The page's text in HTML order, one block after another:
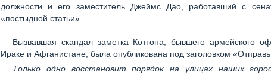
должности и его заместитель Джеймс Дао, работавший с
«постыдной статьи».
Вызвавшая скандал заметка Коттона, бывшего армейского
Ираке и Афганистане, была опубликована под заголовком
Только одно восстановит порядок на улицах наших